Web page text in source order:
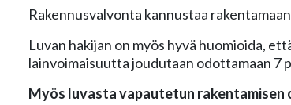
Rakennusvalvonta kannustaa
Luvan hakijan on myös hyvä huomioida,
lainvoimaisuutta joudutaan odottamaan 7
Myös luvasta vapautetun rakentamisen